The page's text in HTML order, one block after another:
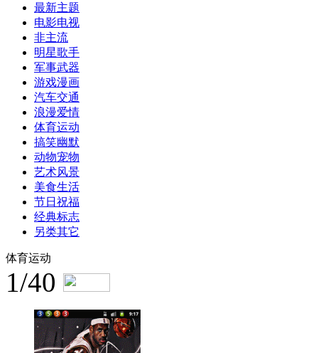
最新主题
电影电视
非主流
明星歌手
军事武器
游戏漫画
汽车交通
浪漫爱情
体育运动
搞笑幽默
动物宠物
艺术风景
美食生活
节日祝福
经典标志
另类其它
体育运动
1/40